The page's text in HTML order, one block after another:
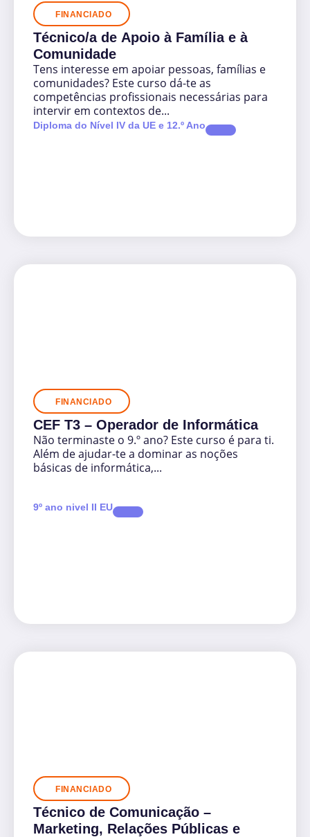
FINANCIADO
Técnico/a de Apoio à Família e à
Comunidade
Tens interesse em apoiar pessoas, famílias e
comunidades? Este curso dá-te as
competências profissionais necessárias para
intervir em contextos de...
Diploma do Nível IV da UE e 12.º Ano
FINANCIADO
CEF T3 – Operador de Informática
Não terminaste o 9.º ano? Este curso é para ti.
Além de ajudar-te a dominar as noções
básicas de informática,...
9º ano nivel II EU
FINANCIADO
Técnico de Comunicação –
Marketing, Relações Públicas e